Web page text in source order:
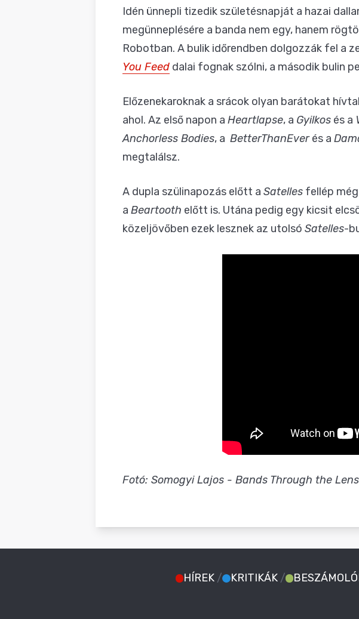
Idén ünnepli tizedik születésnapját a hazai
megünneplésére a banda nem egy, hanem
Robotban. A bulik időrendben dolgozzák fel a
You Feed dalai fognak szólni, a második bulin
Előzenekaroknak a srácok olyan barátokat
ahol. Az első napon a Heartlapse, a Gyilkos és a
Anchorless Bodies, a BetterThanEverés a
megtalálsz.
A dupla szülinapozás előtt a Satelles fellép még
a Beartooth előtt is. Utána pedig egy kicsit
közeljövőben ezek lesznek az utolsó Satelles-
Fotó: Somogyi Lajos - Bands Through the Lens
HÍREK / KRITIKÁK /